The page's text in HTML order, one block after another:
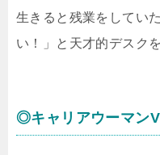
生きると残業をしてい
い！」と天才的デスク
◎キャリアウーマン